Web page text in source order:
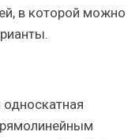
в которой можно